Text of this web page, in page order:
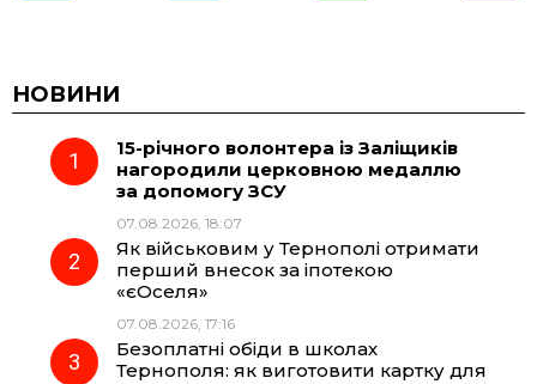
c
e
o
e
g
r
a
t
A
НОВИНИ
15-річного волонтера із Заліщиків
нагородили церковною медаллю
за допомогу ЗСУ
07.08.2026, 18:07
Як військовим у Тернополі отримати
перший внесок за іпотекою
«єОселя»
07.08.2026, 17:16
Безоплатні обіди в школах
Тернополя: як виготовити картку для